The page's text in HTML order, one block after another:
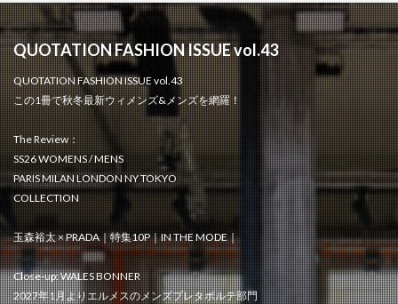
QUOTATION FASHION ISSUE vol.43
QUOTATION FASHION ISSUE vol.43
この1冊で秋冬最新ウィメンズ&メンズを網羅！
The Review：
SS26 WOMENS / MENS
PARIS MILAN LONDON NY TOKYO
COLLECTION
玉森裕太 × PRADA｜特集10P｜IN THE MODE｜
Close-up: WALES BONNER
2027年1月よりエルメスのメンズプレタポルテ部門